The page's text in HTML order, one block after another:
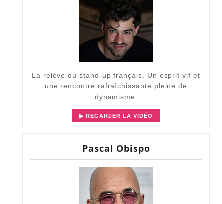
La relève du stand-up français. Un esprit vif et
une rencontre rafraîchissante pleine de
dynamisme.
▶ REGARDER LA VIDÉO
Pascal Obispo